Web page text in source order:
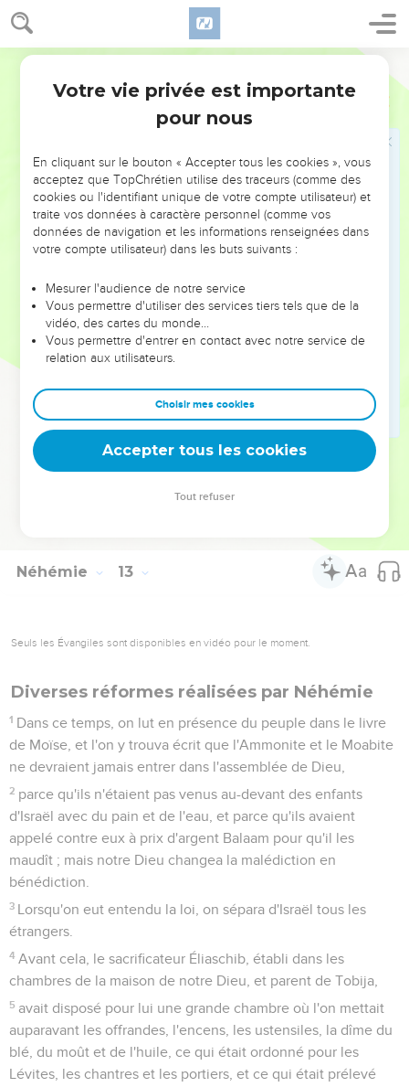
Néhémie 12
aux réjouissances, car Dieu avait donné au peuple un grand
sujet de joie. Les femmes et les enfants se réjouirent aussi,
et les cris de joie de Jérusalem furent entendus au loin.
Les parts réservées aux prêtres et aux
En ce jour, on établit des hommes ayant la surveillance
des chambres qui servaient de magasins pour les offrandes,
les prémices et les dîmes, et on les chargea d'y recueillir du
territoire des villes les portions assignées par la loi aux
sacrificateurs et aux Lévites. Car Juda se réjouissait de ce
observant tout ce qui concernait le service de Dieu et des
purifications. Les chantres et les portiers remplissaient aussi
leurs fonctions, selon l'ordre de David et de Salomon, son
fils ;
car autrefois, du temps de David et d'Asaph, il y avait des
chefs de chantres et des chants de louanges et d'actions de
grâces en l'honneur de Dieu.
Tout Israël, au temps de Zorobabel et de Néhémie, donna
les portions des chantres et des portiers, jour par jour ; on
Néhémie 13
Seuls les Évangiles sont disponibles en vidéo pour le moment.
Diverses réformes réalisées par Néhémie
1 Dans ce temps, on lut en présence du peuple dans le livre
de Moïse, et l'on y trouva écrit que l'Ammonite et le Moabite
ne devraient jamais entrer dans l'assemblée de Dieu,
2 parce qu'ils n'étaient pas venus au-devant des enfants
d'Israël avec du pain et de l'eau, et parce qu'ils avaient
appelé contre eux à prix d'argent Balaam pour qu'il les
maudît ; mais notre Dieu changea la malédiction en
bénédiction.
3 Lorsqu'on eut entendu la loi, on sépara d'Israël tous les
étrangers.
4 Avant cela, le sacrificateur Éliaschib, établi dans les
chambres de la maison de notre Dieu, et parent de Tobija,
5 avait disposé pour lui une grande chambre où l'on mettait
auparavant les offrandes, l'encens, les ustensiles, la dîme du
blé, du moût et de l'huile, ce qui était ordonné pour les
Lévites, les chantres et les portiers, et ce qui était prélevé
Votre vie privée est importante
pour nous
En cliquant sur le bouton « Accepter tous les cookies », vous
acceptez que TopChrétien utilise des traceurs (comme des
cookies ou l'identifiant unique de votre compte utilisateur) et
traite vos données à caractère personnel (comme vos
données de navigation et les informations renseignées dans
votre compte utilisateur) dans les buts suivants :
Mesurer l'audience de notre service
Vous permettre d'utiliser des services tiers tels que de la
vidéo, des cartes du monde…
Vous permettre d'entrer en contact avec notre service de
relation aux utilisateurs.
Choisir mes cookies
Accepter tous les cookies
Tout refuser